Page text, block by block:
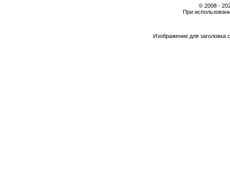
© 2008 -
При
Изображение для